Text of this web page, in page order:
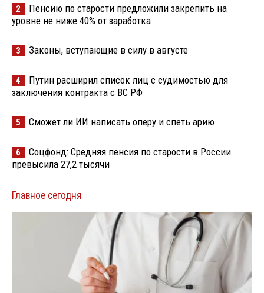
2
Пенсию по старости предложили закрепить на
уровне не ниже 40% от заработка
3 Законы, вступающие в силу в августе
4
Путин расширил список лиц с судимостью для
заключения контракта с ВС РФ
5 Сможет ли ИИ написать оперу и спеть арию
6
Соцфонд: Средняя пенсия по старости в России
превысила 27,2 тысячи
Главное сегодня